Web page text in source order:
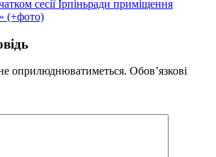
сесії Ірпіньради приміщення
(+фото)
оприлюднюватиметься. Обов’язкові